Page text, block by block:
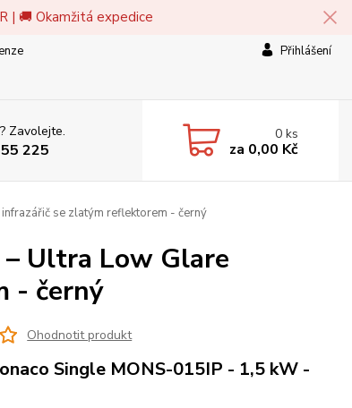
| 🚚 Okamžitá expedice
Přihlášení
Zavolejte.
225
0 ks
za 0,00 Kč
se zlatým reflektorem - černý
Ultra Low Glare
- černý
Ohodnotit produkt
Single MONS-015IP - 1,5 kW -